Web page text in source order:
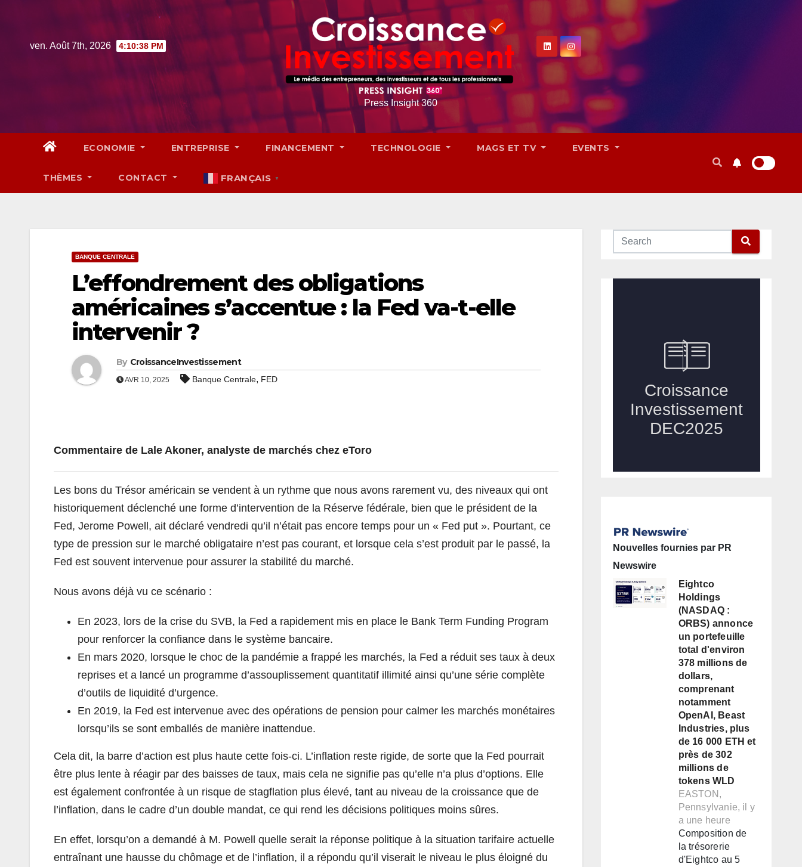
contentven. Août 7th, 2026 4:10:39 PM
Press Insight 360
ECONOMIE ENTREPRISE FINANCEMENT TECHNOLOGIE MAGS ET TV EVENTS
THÈMES CONTACT FRANÇAIS ▼
BANQUE CENTRALE
L’effondrement des obligations
américaines s’accentue : la Fed va-t-elle
intervenir ?
By CroissanceInvestissement
AVR 10, 2025 Banque Centrale, FED
Commentaire de Lale Akoner, analyste de marchés chez eToro
Les bons du Trésor américain se vendent à un rythme que nous avons rarement vu, des niveaux qui ont
historiquement déclenché une forme d’intervention de la Réserve fédérale, bien que le président de la
Fed, Jerome Powell, ait déclaré vendredi qu’il n’était pas encore temps pour un « Fed put ». Pourtant, ce
type de pression sur le marché obligataire n’est pas courant, et lorsque cela s’est produit par le passé, la
Fed est souvent intervenue pour assurer la stabilité du marché.
Nous avons déjà vu ce scénario :
En 2023, lors de la crise du SVB, la Fed a rapidement mis en place le Bank Term Funding Program
pour renforcer la confiance dans le système bancaire.
En mars 2020, lorsque le choc de la pandémie a frappé les marchés, la Fed a réduit ses taux à deux
reprises et a lancé un programme d’assouplissement quantitatif illimité ainsi qu’une série complète
d’outils de liquidité d’urgence.
En 2019, la Fed est intervenue avec des opérations de pension pour calmer les marchés monétaires
lorsqu’ils se sont emballés de manière inattendue.
Cela dit, la barre d’action est plus haute cette fois-ci. L’inflation reste rigide, de sorte que la Fed pourrait
être plus lente à réagir par des baisses de taux, mais cela ne signifie pas qu’elle n’a plus d’options. Elle
est également confrontée à un risque de stagflation plus élevé, tant au niveau de la croissance que de
l’inflation, dans le cadre d’un double mandat, ce qui rend les décisions politiques moins sûres.
En effet, lorsqu’on a demandé à M. Powell quelle serait la réponse politique à la situation tarifaire actuelle
entraînant une hausse du chômage et de l’inflation, il a répondu qu’il viserait le niveau le plus éloigné du
Nouvelles fournies par PR
Newswire
Eightco
Holdings
(NASDAQ :
ORBS) annonce
un portefeuille
total d'environ
378 millions de
dollars,
comprenant
notamment
OpenAI, Beast
Industries, plus
de 16 000 ETH et
près de 302
millions de
tokens WLD
EASTON,
Pennsylvanie, il y
a une heure
Composition de
la trésorerie
d'Eightco au 5